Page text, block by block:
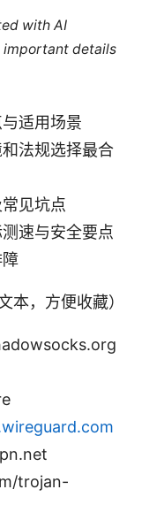
with AI
important details
适用场景
法规选择最合
见坑点
速与安全要点
本，方便收藏）
trojan-